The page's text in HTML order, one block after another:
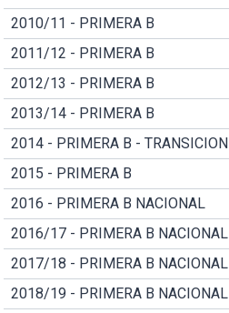
2010/11 - PRIMERA B
2011/12 - PRIMERA B
2012/13 - PRIMERA B
2013/14 - PRIMERA B
2014 - PRIMERA B - TRANSICION
2015 - PRIMERA B
2016 - PRIMERA B NACIONAL
2016/17 - PRIMERA B NACIONAL
2017/18 - PRIMERA B NACIONAL
2018/19 - PRIMERA B NACIONAL